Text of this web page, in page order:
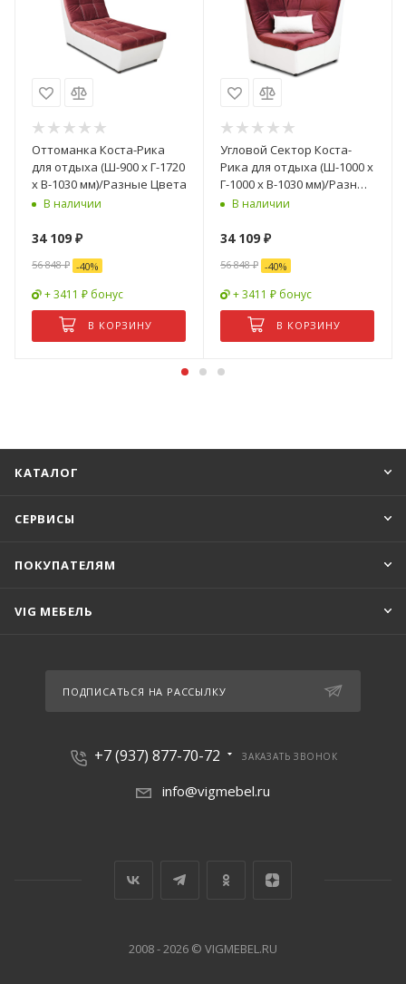
Оттоманка Коста-Рика
для отдыха (Ш-900 х Г-1720
х В-1030 мм)/Разные Цвета
В наличии
34 109 ₽
56 848₽ -40%
+ 3411 ₽ бонус
В КОРЗИНУ
Угловой Сектор Коста-
Рика для отдыха (Ш-1000 х
Г-1000 х В-1030 мм)/Разные
Цвета
В наличии
34 109 ₽
56 848₽ -40%
+ 3411 ₽ бонус
В КОРЗИНУ
КАТАЛОГ
СЕРВИСЫ
ПОКУПАТЕЛЯМ
VIG МЕБЕЛЬ
ПОДПИСАТЬСЯ НА РАССЫЛКУ
+7 (937) 877-70-72 ЗАКАЗАТЬ ЗВОНОК
info@vigmebel.ru
2008 - 2026 © VIGMEBEL.RU